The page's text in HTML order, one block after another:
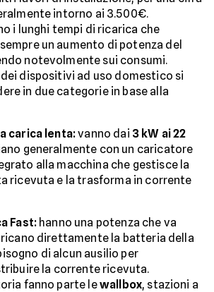
intorno ai 3.500€.
i lunghi tempi di ricarica che
un aumento di potenza del
notevolmente sui consumi.
dispositivi ad uso domestico si
in due categorie in base alla
carica lenta:vanno dai 3 kW ai 22
generalmente con un caricatore
alla macchina che gestisce la
ricevuta e la trasforma in corrente
Fast: hanno una potenza che va
direttamente la batteria della
di alcun ausilio per
la corrente ricevuta.
fanno parte lewallbox, stazioni a